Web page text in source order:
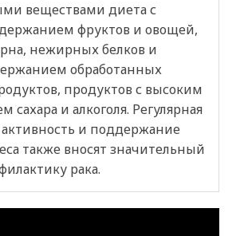
веществами диета с
фруктов и овощей,
нежирных белков и
обработанных
продуктов с высоким
сахара и алкоголя. Регулярная
и поддержание
также вносят значительный
рака.